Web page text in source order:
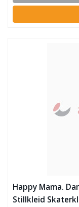
Happy Mama.
Stillkleid